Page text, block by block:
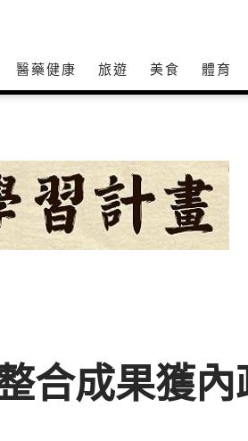
醫藥健康 旅遊 美食 體育
合成果獲內